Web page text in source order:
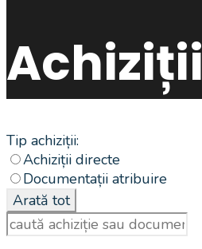
Achiziții
Tip achiziții:
Achiziții directe
Documentații atribuire